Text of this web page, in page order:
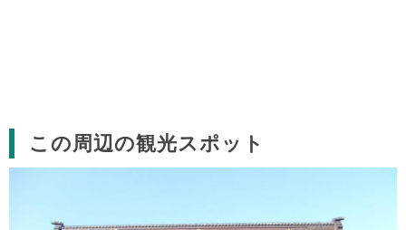
この周辺の観光スポット